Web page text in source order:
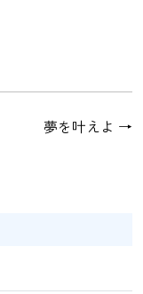
夢を叶えよ →